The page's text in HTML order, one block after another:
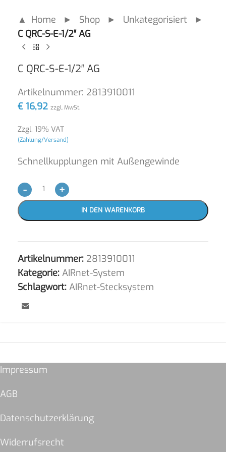
▲ Home ► Shop ► Unkategorisiert ►
C QRC-S-E-1/2″ AG
C QRC-S-E-1/2″ AG
Artikelnummer: 2813910011
€ 16,92 zzgl. MwSt.
Zzgl. 19% VAT
(Zahlung/Versand)
Schnellkupplungen mit Außengewinde
- +
IN DEN WARENKORB
Artikelnummer: 2813910011
Kategorie: AIRnet-System
Schlagwort: AIRnet-Stecksystem
Impressum
AGB
Datenschutzerklärung
Widerrufsrecht